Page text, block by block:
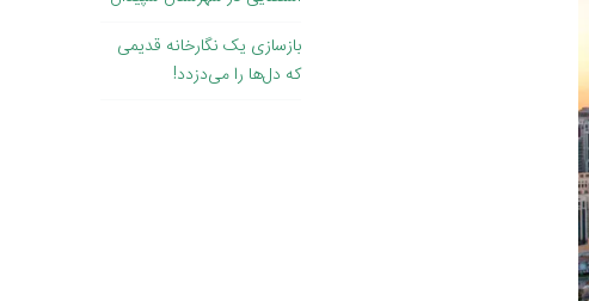
بازسازی یک نگارخانه قدیمی
که دل‌ها را می‌دزدد!